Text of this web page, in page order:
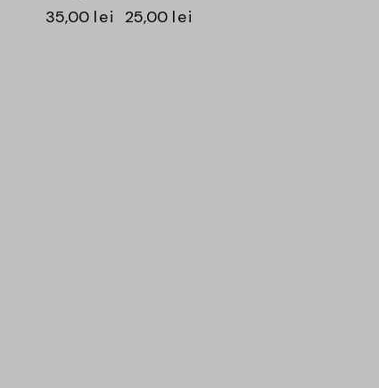
35,00 lei 25,00 lei